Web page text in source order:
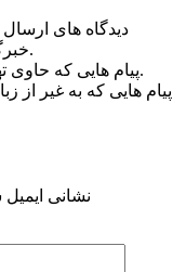
دیدگاه های
خبرگزاری الف در وب منتشر خواهد شد.
پیام هایی که حاوی تهمت یا افترا باشد منتشر نخواهد شد.
پیام هایی که به غیر از
نشانی